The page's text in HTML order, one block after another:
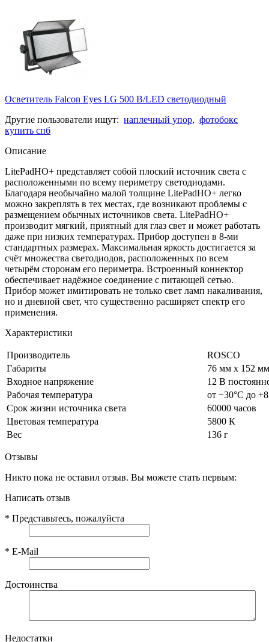
Осветитель Falcon Eyes LG 500 B/LED светодиодный
Другие пользователи ищут: наплечный упор, фотобокс
купить спб
Описание
LitePadHO+ представляет собой плоский источник света с
расположенными по всему периметру светодиодами.
Благодаря необычайно малой толщине LitePadHO+ легко
можно закреплять в тех местах, где возникают проблемы с
размещением обычных источников света. LitePadHO+
производит мягкий, приятный для глаз свет и может работать
даже при низких температурах. Прибор доступен в 8-ми
стандартных размерах. Максимальная яркость достигается за
счёт множества светодиодов, расположенных по всем
четырём сторонам его периметра. Встроенный коннектор
обеспечивает надёжное соединение с питающей сетью.
Прибор может имитировать не только свет ламп накаливания,
но и дневной свет, что существенно расширяет спектр его
применения.
Характеристики
Производитель
ROSCO
Габариты
76 мм x 152 мм
Входное напряжение
12 В
Рабочая температура
от −30°С до
Срок жизни источника света
60000 часов
Цветовая температура
5800 К
Вес
136 г
Отзывы
Никто пока не оставил отзыв. Вы можете стать первым:
Написать отзыв
* Представьтесь, пожалуйста
* E-Mail
Достоинства
Недостатки